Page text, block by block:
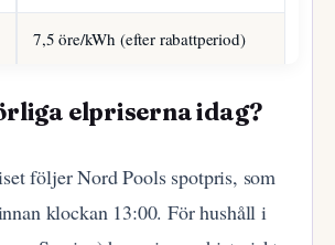
7,5 öre/kWh (efter rabattperiod)
elpriserna idag?
följer Nord Pools spotpris, som
klockan 13:00. För hushåll i